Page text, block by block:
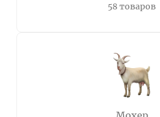
58 товаров